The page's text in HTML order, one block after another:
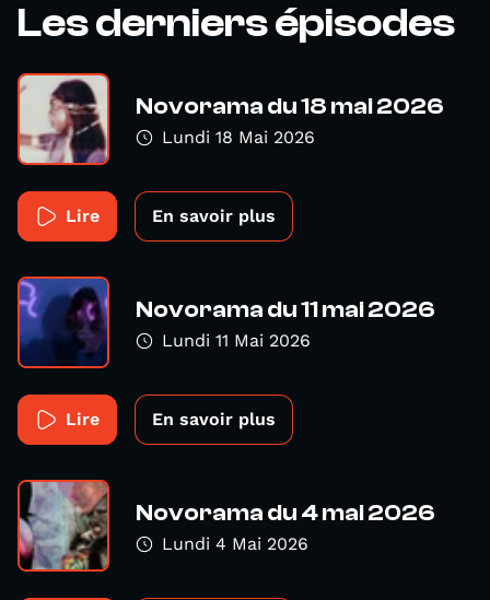
Les derniers épisodes
Novorama du 18 mai 2026
Lundi 18 Mai 2026
Lire En savoir plus
Novorama du 11 mai 2026
Lundi 11 Mai 2026
Lire En savoir plus
Novorama du 4 mai 2026
Lundi 4 Mai 2026